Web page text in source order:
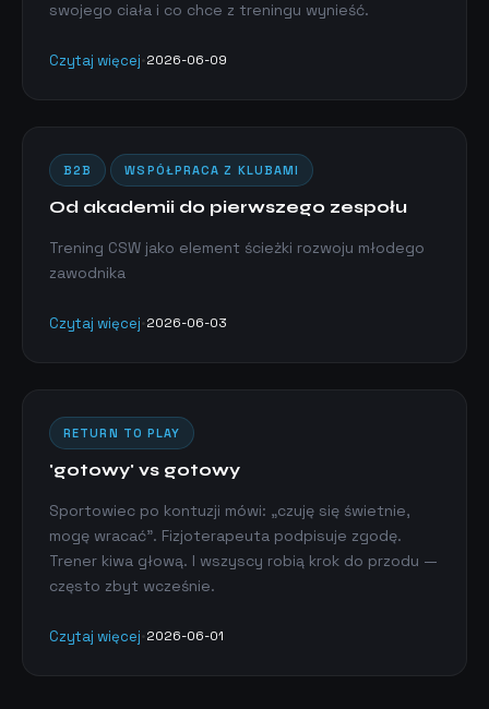
swojego ciała i co chce z treningu wynieść.
Czytaj więcej•2026-06-09
B2B WSPÓŁPRACA Z KLUBAMI
Od akademii do pierwszego zespołu
Trening CSW jako element ścieżki rozwoju młodego
zawodnika
Czytaj więcej•2026-06-03
RETURN TO PLAY
'gotowy' vs gotowy
Sportowiec po kontuzji mówi: „czuję się świetnie,
mogę wracać". Fizjoterapeuta podpisuje zgodę.
Trener kiwa głową. I wszyscy robią krok do przodu —
często zbyt wcześnie.
Czytaj więcej•2026-06-01